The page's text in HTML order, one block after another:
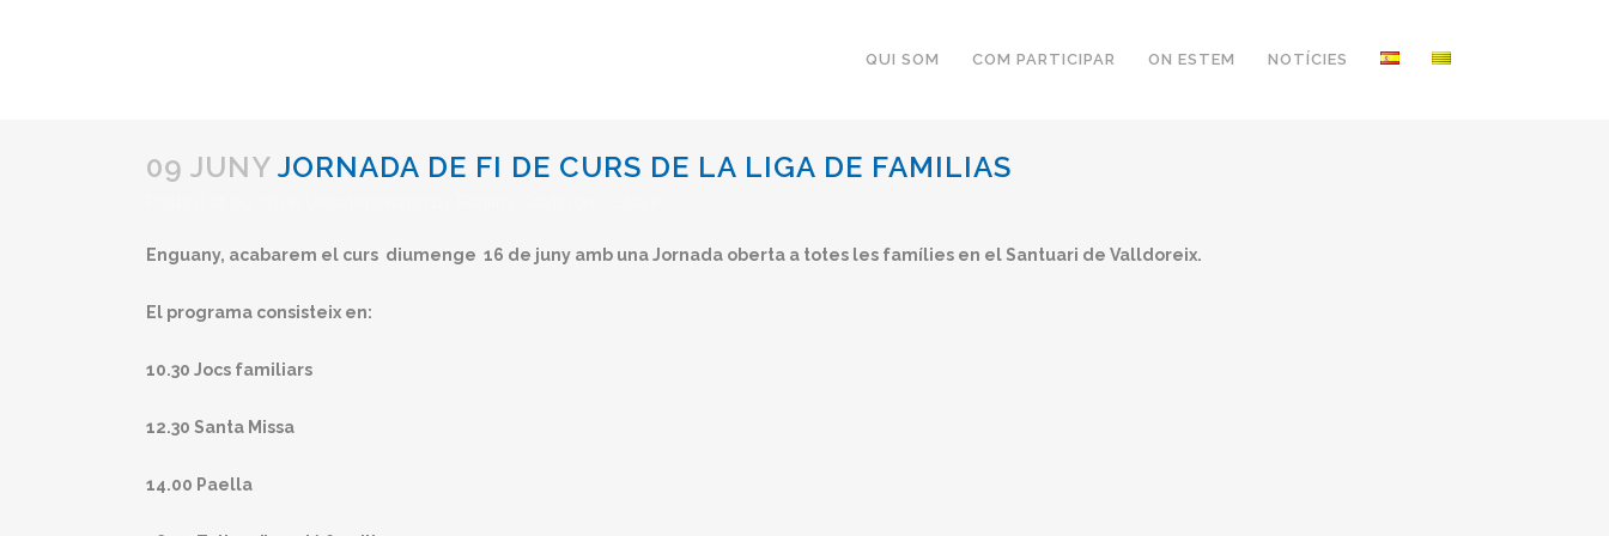
QUI SOM COM PARTICIPAR ON ESTEM NOTÍCIES
09 JUNY JORNADA DE FI DE CURS DE LA LIGA DE FAMILIAS
Enguany, acabarem el curs diumenge 16 de juny amb una Jornada oberta a totes les famílies en el Santuari de Valldoreix.
El programa consisteix en:
10.30 Jocs familiars
12.30 Santa Missa
14.00 Paella